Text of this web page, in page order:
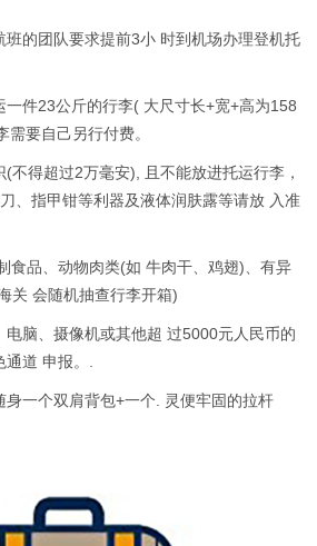
班的团队要求提前3小 时到机场办理登机托
一件23公斤的行李( 大尺寸长+宽+高为158
要自己另行付费。
不得超过2万毫安), 且不能放进托运行李，
、指甲钳等利器及液体润肤露等请放 入准
食品、动物肉类(如 牛肉干、鸡翅)、有异
关 会随机抽查行李开箱)
电脑、摄像机或其他超 过5000元人民币的
道 申报。.
身一个双肩背包+一个. 灵便牢固的拉杆